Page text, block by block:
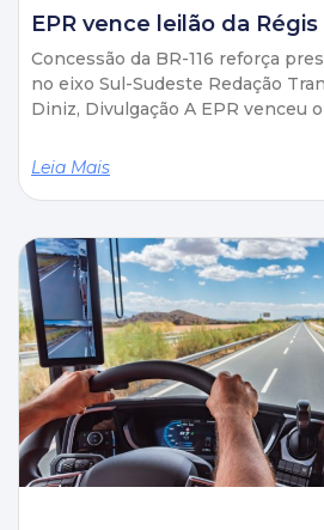
EPR vence leilão da
Concessão da BR-116 reforça
no eixo Sul-Sudeste Redação
Diniz, Divulgação A EPR venceu o
Leia Mais